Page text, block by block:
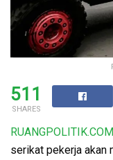
511
SHARES
RUANGPOLITIK.COM
serikat pekerja akan